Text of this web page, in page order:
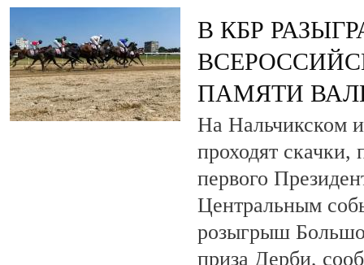
В КБР
ПАМЯТИ
На Нальчикском
проходят
первого
Центральным
розыгрыш
приза Дерби,